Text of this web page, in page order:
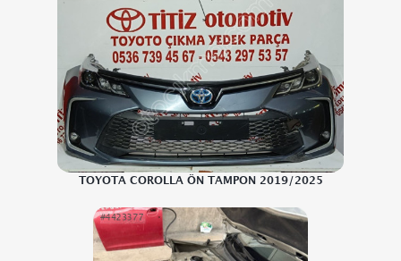
TOYOTA COROLLA ÖN TAMPON 2019/2025